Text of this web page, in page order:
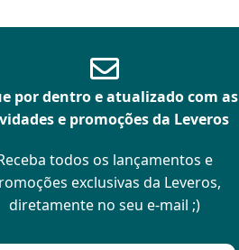
por dentro e atualizado com as
e promoções da Leveros
todos os lançamentos e
exclusivas da Leveros,
diretamente no seu e-mail ;)